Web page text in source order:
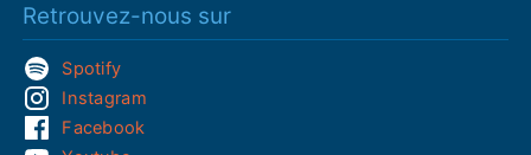
Retrouvez-nous sur
Spotify
Instagram
Facebook